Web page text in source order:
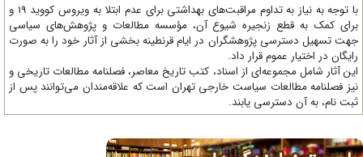
با توجه به نیاز به تداوم مراقبت‌های بهداشتی برای عدم ابتلا به ویروس کووید 19 و
کمک به قطع زنجیره شیوع آن، مؤسسه مطالعات و پژوهش‌های سیاسی
تسهیل دسترسی پژوهشگران در ایام قرنطینه بخشی از آثار خود را به صورت
در اختیار عموم قرار داد.
آثار شامل مجموعه‌ای از اسناد، کتب تاریخ معاصر، فصلنامه‌ مطالعات تاریخی و
فصلنامه مطالعات سیاست خارجی تهران است که علاقه‌مندان می‌توانند پس از
نام، به آن دسترسی یابند.